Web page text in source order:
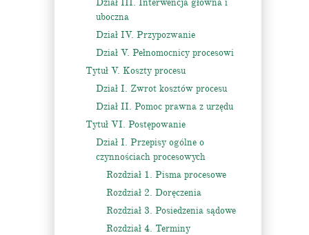
Dział III. Interwencja główna i
uboczna
Dział IV. Przypozwanie
Dział V. Pełnomocnicy procesowi
Tytuł V. Koszty procesu
Dział I. Zwrot kosztów procesu
Dział II. Pomoc prawna z urzędu
Tytuł VI. Postępowanie
Dział I. Przepisy ogólne o
czynnościach procesowych
Rozdział 1. Pisma procesowe
Rozdział 2. Doręczenia
Rozdział 3. Posiedzenia sądowe
Rozdział 4. Terminy